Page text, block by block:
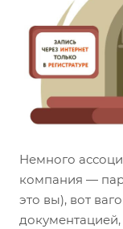
Немного
компания —
это вы), вот